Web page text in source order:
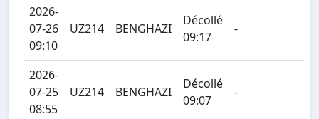
2026-
07-26
09:10
UZ214 BENGHAZI
Décollé
09:17
-
2026-
07-25
08:55
UZ214 BENGHAZI
Décollé
09:07
-